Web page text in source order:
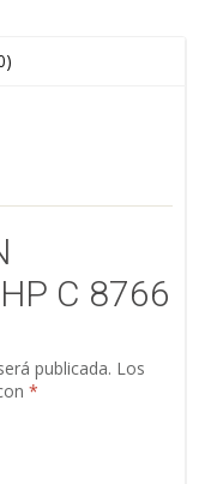
C 8766
publicada. Los
*